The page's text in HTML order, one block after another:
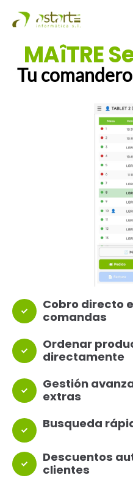
MAîTRE
Tu
Cobro directo
comandas
Ordenar
directamente
Gestión
extras
Busqueda
Descuentos
clientes